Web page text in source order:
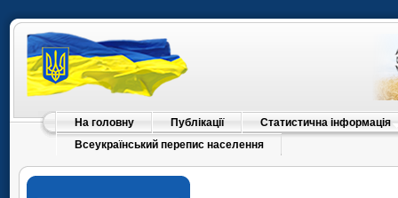
На головну Публікації
Статистична інформація
Всеукраїнський перепис населення